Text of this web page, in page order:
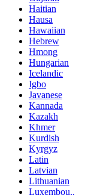
Haitian
Hausa
Hawaiian
Hebrew
Hmong
Hungarian
Icelandic
Igbo
Javanese
Kannada
Kazakh
Khmer
Kurdish
Kyrgyz
Latin
Latvian
Lithuanian
Luxembou..